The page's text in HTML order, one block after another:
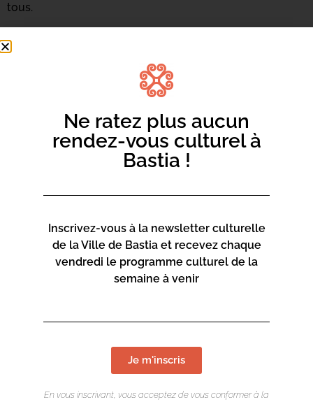
tous.
pour mettre à l’honneur des figures locales inspirantes
qui ont marqué le sport par leurs performances, leur
courage ou leurs valeurs.
𝗨 𝗣𝗥𝗨𝗚𝗥𝗔𝗠𝗠𝗔
𝗦𝗮𝗺𝗲𝗱𝗶 – 𝟭𝟲𝗵 :Cérémonie d’ouverture festive du
Village des sports en présence des associations.
Informations complémentaires ici
Ne ratez plus aucun
rendez-vous culturel à
Bastia !
Inscrivez-vous à la newsletter culturelle
de la Ville de Bastia et recevez chaque
vendredi le programme culturel de la
semaine à venir
Je m'inscris
En vous inscrivant, vous acceptez de vous conformer à la